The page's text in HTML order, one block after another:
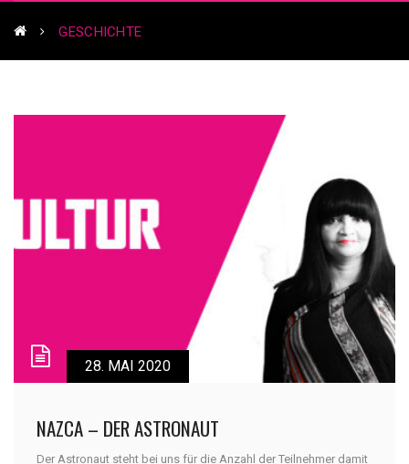
GESCHICHTE
28. MAI 2020
NAZCA – DER ASTRONAUT
Der Astronaut steht bei uns für die Anzahl der Teilnehmer damit